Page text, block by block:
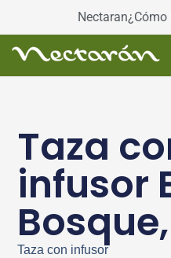
Nectaran¿Cómo
Taza
infusor
Taza con infusor